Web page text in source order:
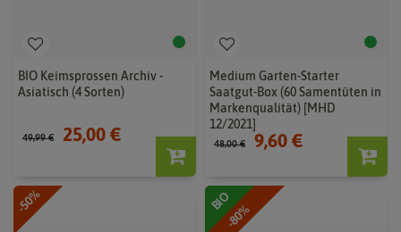
BIO Keimsprossen Archiv -
Asiatisch (4 Sorten)
49,99 € 25,00 €
Medium Garten-Starter
Saatgut-Box (60 Samentüten in
Markenqualität) [MHD
12/2021]
48,00 € 9,60 €
-50%
-80%
BIO